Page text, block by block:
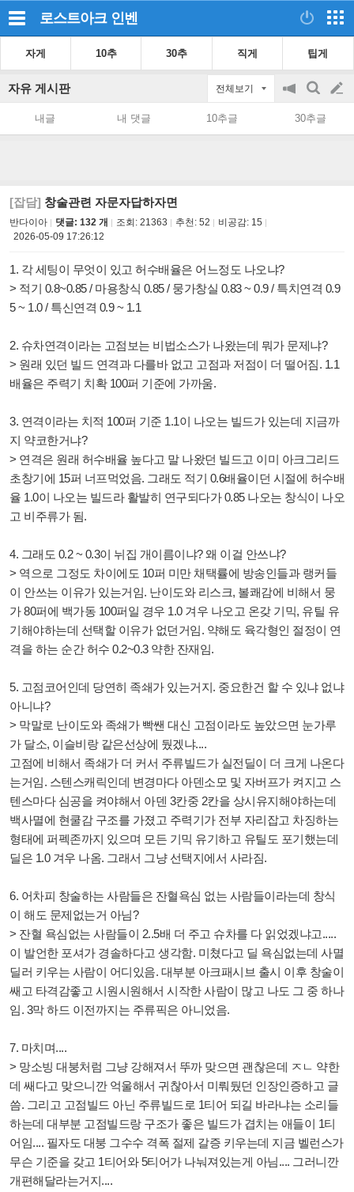
로스트아크 인벤
자게 10추 30추 직게 팁게
자유 게시판 전체보기
공
지
on/off
검
색
글
쓰
내글 내 댓글 10추글 30추글
[잡담] 창술관련 자문자답하자면
반다이아 댓글: 132 개 조회: 21363 추천: 52 비공감: 15
2026-05-09 17:26:12
1. 각 세팅이 무엇이 있고 허수배율은 어느정도 나오냐?
> 적기 0.8~0.85 / 마용창식 0.85 / 뭉가창실 0.83 ~ 0.9 / 특치연격 0.9
5 ~ 1.0 / 특신연격 0.9 ~ 1.1
2. 슈차연격이라는 고점보는 비법소스가 나왔는데 뭐가 문제냐?
> 원래 있던 빌드 연격과 다를바 없고 고점과 저점이 더 떨어짐. 1.1
배율은 주력기 치확 100퍼 기준에 가까움.
3. 연격이라는 치적 100퍼 기준 1.1이 나오는 빌드가 있는데 지금까
지 약코한거냐?
> 연격은 원래 허수배율 높다고 말 나왔던 빌드고 이미 아크그리드
초창기에 15퍼 너프먹었음. 그래도 적기 0.6배율이던 시절에 허수배
율 1.0이 나오는 빌드라 활발히 연구되다가 0.85 나오는 창식이 나오
고 비주류가 됨.
4. 그래도 0.2 ~ 0.3이 뉘집 개이름이냐? 왜 이걸 안쓰냐?
> 역으로 그정도 차이에도 10퍼 미만 채택률에 방송인들과 랭커들
이 안쓰는 이유가 있는거임. 난이도와 리스크, 볼쾌감에 비해서 뭉
가 80퍼에 백가동 100퍼일 경우 1.0 겨우 나오고 온갖 기믹, 유틸 유
기해야하는데 선택할 이유가 없던거임. 약해도 육각형인 절정이 연
격을 하는 순간 허수 0.2~0.3 약한 잔재임.
5. 고점코어인데 당연히 족쇄가 있는거지. 중요한건 할 수 있냐 없냐
아니냐?
> 막말로 난이도와 족쇄가 빡쌘 대신 고점이라도 높았으면 눈가루
가 달소, 이슬비랑 같은선상에 뒀겠냐....
고점에 비해서 족쇄가 더 커서 주류빌드가 실전딜이 더 크게 나온다
는거임. 스텐스캐릭인데 변경마다 아덴소모 및 자버프가 켜지고 스
텐스마다 심공을 켜야해서 아덴 3칸중 2칸을 상시유지해야하는데
백사멸에 현쿨감 구조를 가졌고 주력기가 전부 자리잡고 차징하는
형태에 퍼펙존까지 있으며 모든 기믹 유기하고 유틸도 포기했는데
딜은 1.0 겨우 나옴. 그래서 그냥 선택지에서 사라짐.
6. 어차피 창술하는 사람들은 잔혈욕심 없는 사람들이라는데 창식
이 해도 문제없는거 아님?
> 잔혈 욕심없는 사람들이 2..5배 더 주고 슈차를 다 읽었겠냐고.....
이 발언한 포셔가 경솔하다고 생각함. 미쳤다고 딜 욕심없는데 사멸
딜러 키우는 사람이 어디있음. 대부분 아크패시브 출시 이후 창술이
쌔고 타격감좋고 시원시원해서 시작한 사람이 많고 나도 그 중 하나
임. 3막 하드 이전까지는 주류픽은 아니었음.
7. 마치며....
> 망소빙 대붕처럼 그냥 강해져서 뚜까 맞으면 괜찮은데 ㅈㄴ 약한
데 쌔다고 맞으니깐 억울해서 귀찮아서 미뤄뒀던 인장인증하고 글
씀. 그리고 고점빌드 아닌 주류빌드로 1티어 되길 바라냐는 소리들
하는데 대부분 고점빌드랑 구조가 좋은 빌드가 겹치는 애들이 1티
어임.... 필자도 대붕 그수수 격폭 절제 갈증 키우는데 지금 벨런스가
무슨 기준을 갖고 1티어와 5티어가 나눠져있는게 아님.... 그러니깐
개편해달라는거지....